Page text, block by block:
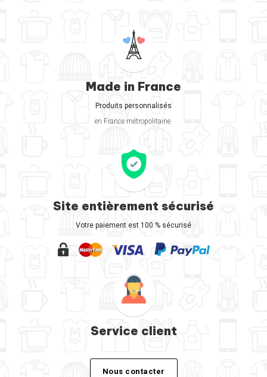
Made in France
Produits personnalisés
en France métropolitaine.
Site entièrement sécurisé
Votre paiement est 100 % sécurisé
Service client
Nous contacter